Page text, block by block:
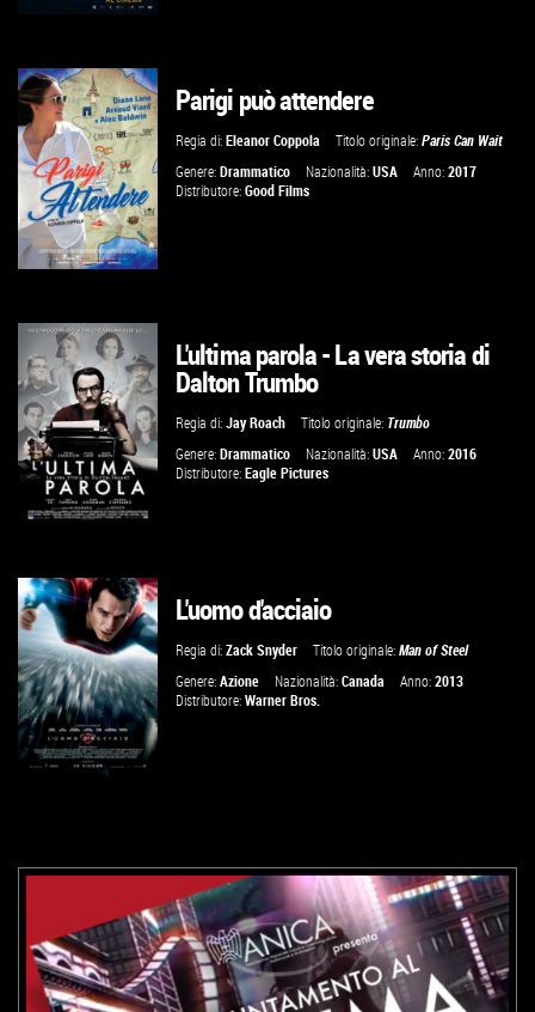
GUARDA IL TRAILER
VAI ALLA SCHEDA
GUARDA IL TRAILER
VAI ALLA SCHEDA
Parigi può attendere
Regia di:Eleanor Coppola Titolo originale:Paris Can Wait
Genere:Drammatico Nazionalità:USA Anno:2017
Distributore:Good Films
GUARDA IL TRAILER
VAI ALLA SCHEDA
L'ultima parola - La vera storia di
Dalton Trumbo
Regia di:Jay Roach Titolo originale: Trumbo
Genere:Drammatico Nazionalità:USA Anno:2016
Distributore:Eagle Pictures
L'uomo d'acciaio
Regia di:Zack Snyder Titolo originale:Man of Steel
Genere:Azione Nazionalità:Canada Anno:2013
Distributore:Warner Bros.